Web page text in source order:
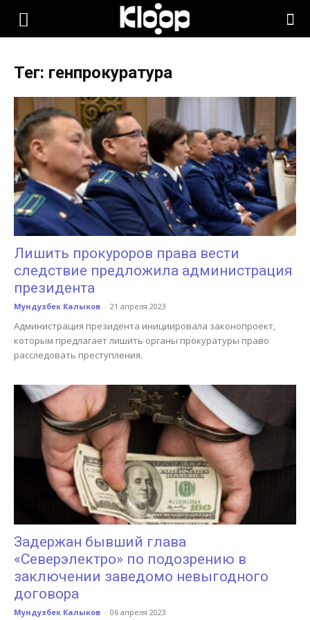
KLOOP.KG
Новости
Кыргызстана
Тег: генпрокуратура
Лишить прокуроров права вести
следствие предложила администрация
президента
Мундузбек Калыков - 21 апреля 2023
Администрация президента инициировала законопроект,
которым предлагает лишить органы прокуратуры право
расследовать преступления.
Задержан бывший глава
«Северэлектро» по подозрению в
заключении заведомо невыгодного
договора
Мундузбек Калыков - 06 апреля 2023